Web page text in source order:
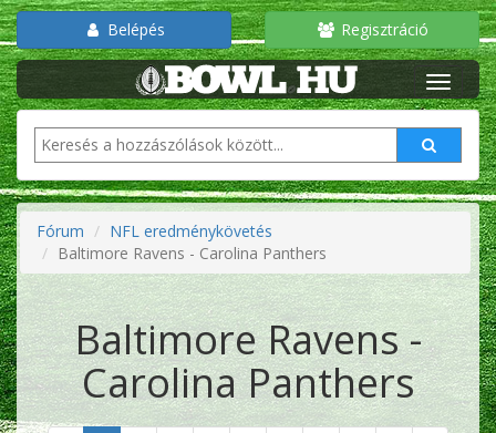
Belépés Regisztráció
Fórum
NFL eredménykövetés
Baltimore Ravens - Carolina Panthers
Baltimore Ravens -
Carolina Panthers